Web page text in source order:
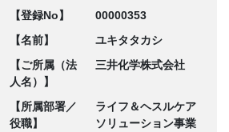
【登録No】
00000353
【名前】
ユキタタカシ
【ご所属（法
人名）】
三井化学株式会社
【所属部署／
役職】
ライフ＆ヘスルケア
ソリューション事業